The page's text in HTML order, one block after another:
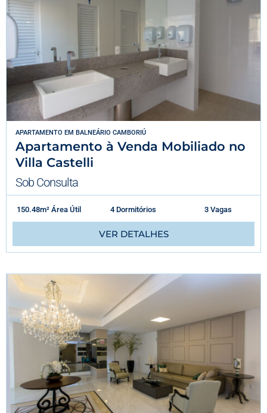
APARTAMENTO EM BALNEÁRIO CAMBORIÚ
Apartamento à Venda Mobiliado no
Villa Castelli
Sob Consulta
150.48m² Área Útil 4 Dormitórios 3 Vagas
VER DETALHES